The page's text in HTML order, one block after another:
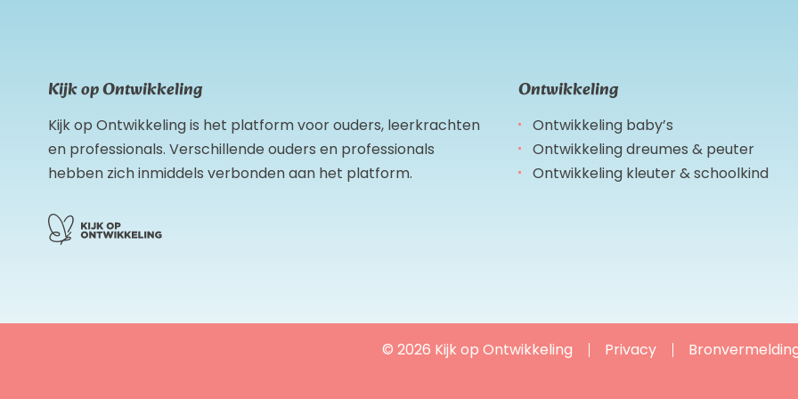
Kijk op Ontwikkeling
Kijk op Ontwikkeling is het platform voor ouders, leerkrachten
en professionals. Verschillende ouders en professionals
hebben zich inmiddels verbonden aan het platform.
Ontwikkeling
Ontwikkeling baby’s
Ontwikkeling dreumes & peuter
Ontwikkeling kleuter & schoolkind
© 2026 Kijk op Ontwikkeling Privacy